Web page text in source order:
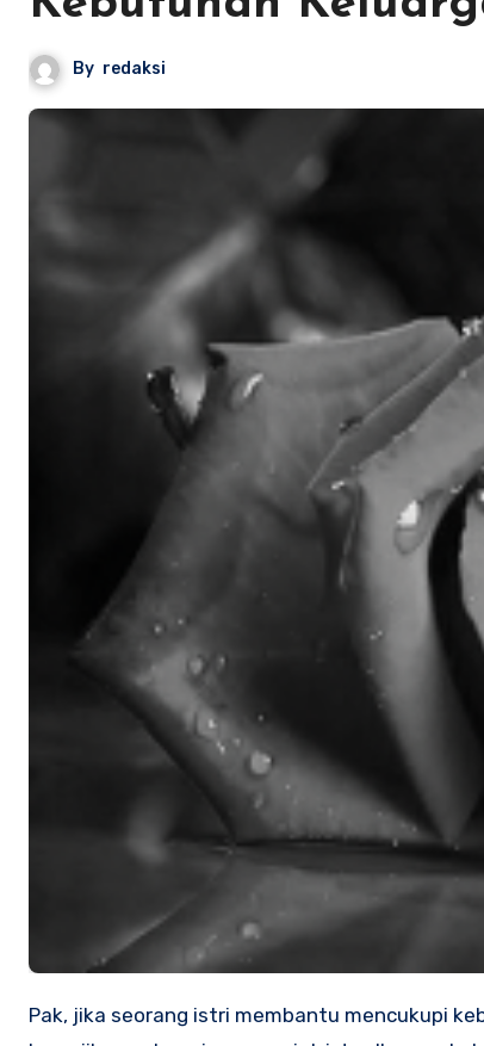
By redaksi
Pak, jika seorang istri membantu mencukupi kebutuhan rumah tangganya dengan cara yang syar’i dan tidak melalaikan